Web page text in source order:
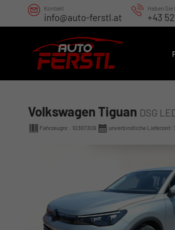
Kontakt
info@auto-ferstl.at
Haben Sie
+43
Volkswagen Tiguan DSG
Fahrzeugnr.: 10397309 unverbindliche Lieferzeit: